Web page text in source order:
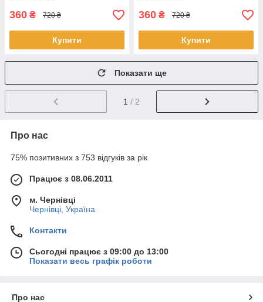
360 ₴ 720 ₴
Купити
360 ₴ 720 ₴
Купити
Показати ще
1 / 2
Про нас
75% позитивних з 753 відгуків за рік
Працює з 08.06.2011
м. Чернівці
Чернівці, Україна
Контакти
Сьогодні працює з 09:00 до 13:00
Показати весь графік роботи
Про нас